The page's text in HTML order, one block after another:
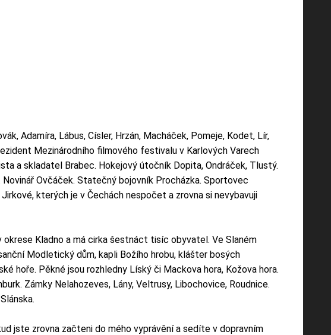
Adamíra, Lábus, Císler, Hrzán, Macháček, Pomeje, Kodet, Lír,
Mezinárodního filmového festivalu v Karlových Varech
a skladatel Brabec. Hokejový útočník Dopita, Ondráček, Tlustý.
Ovčáček. Statečný bojovník Procházka. Sportovec
kterých je v Čechách nespočet a zrovna si nevybavuji
Kladno a má cirka šestnáct tisíc obyvatel. Ve Slaném
Modletický dům, kapli Božího hrobu, klášter bosých
hoře. Pěkné jsou rozhledny Líský či Mackova hora, Kožova hora.
Zámky Nelahozeves, Lány, Veltrusy, Libochovice, Roudnice.
jste zrovna začteni do mého vyprávění a sedíte v dopravním